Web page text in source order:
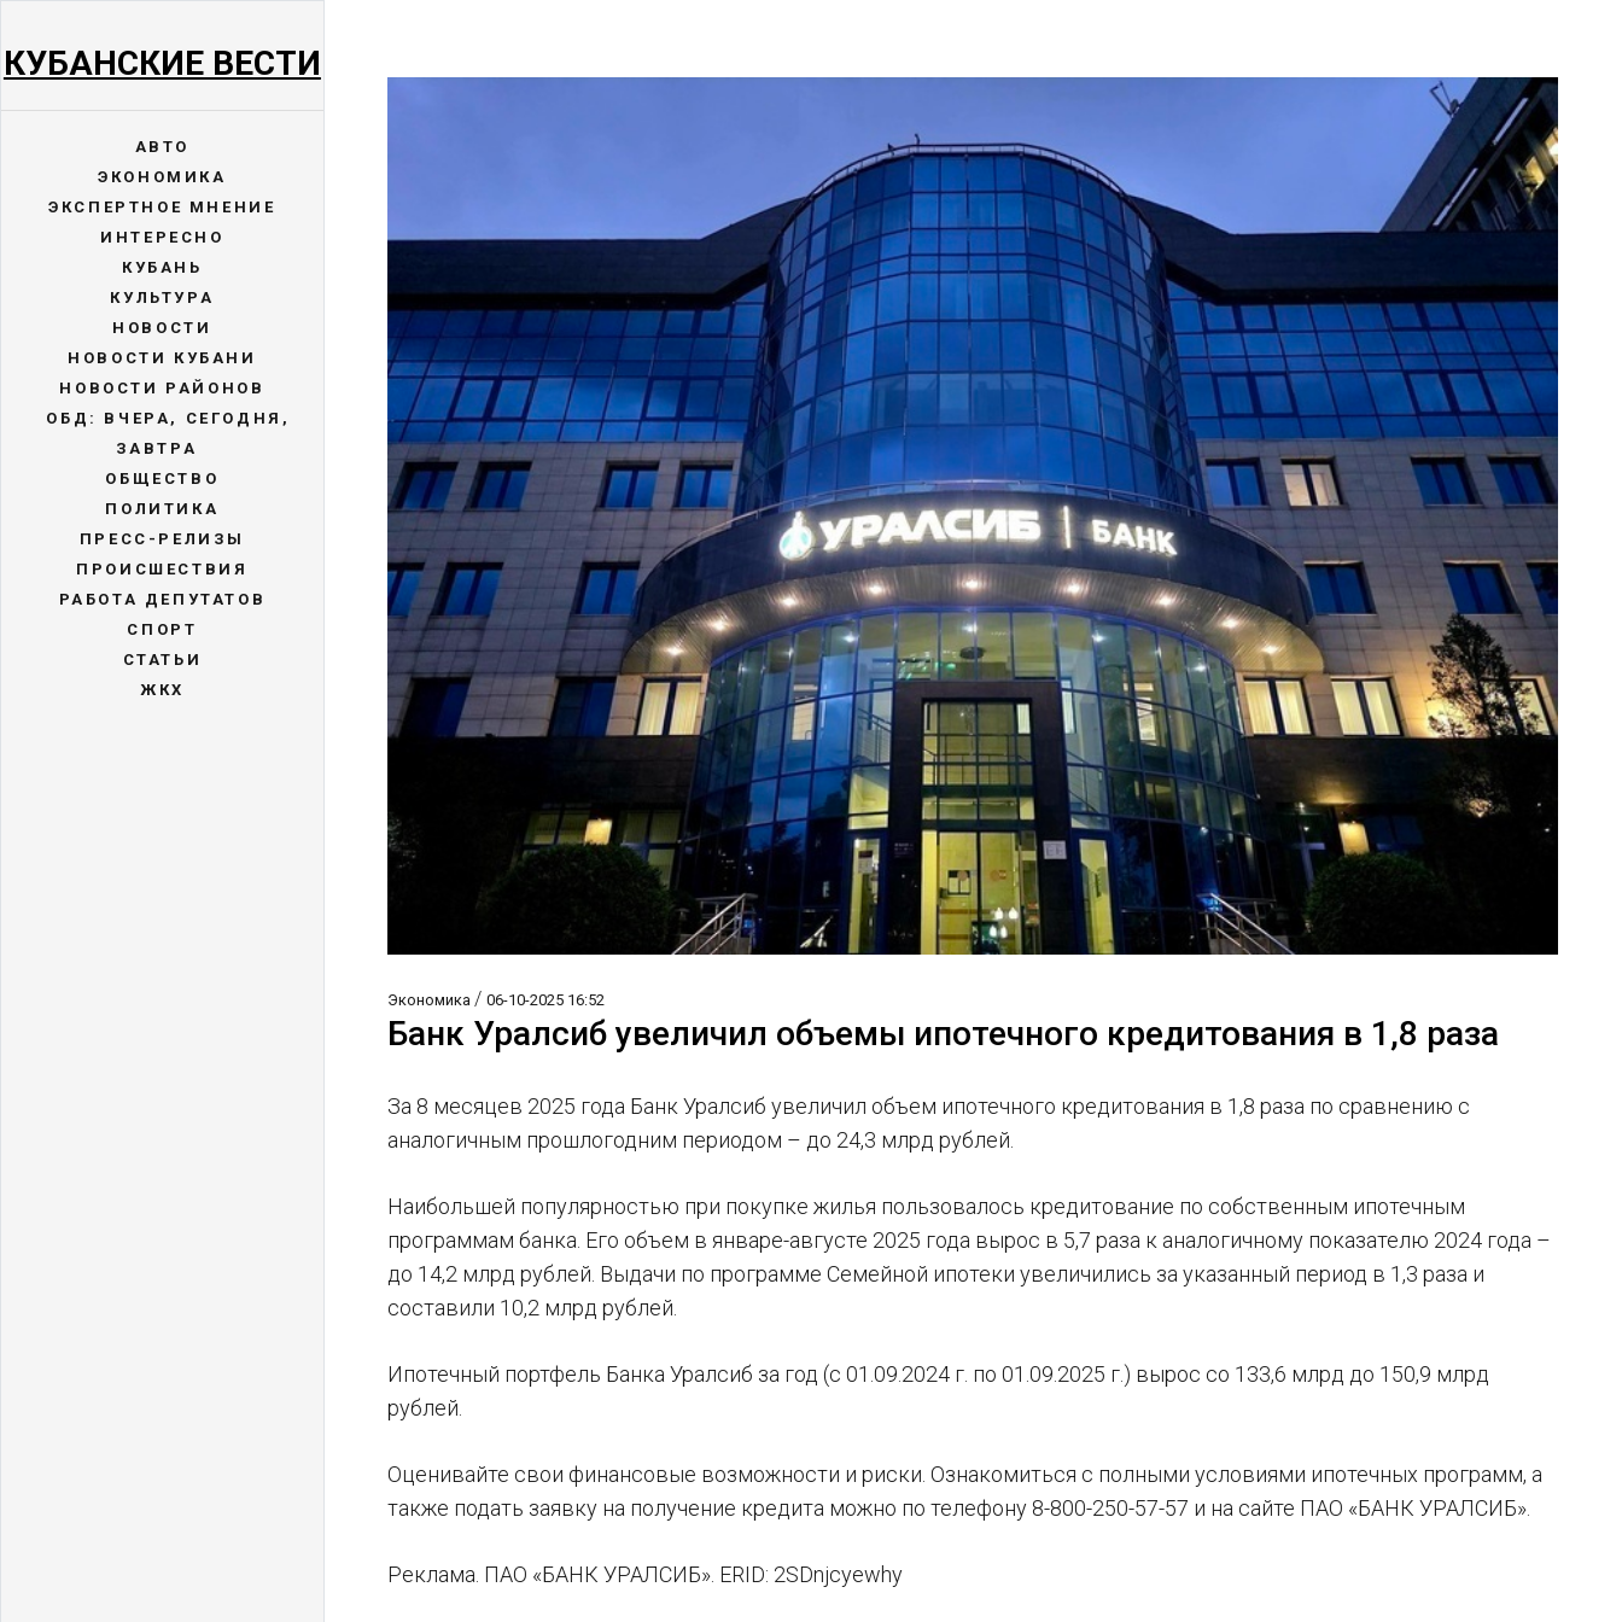
КУБАНСКИЕ ВЕСТИ
АВТО
ЭКОНОМИКА
ЭКСПЕРТНОЕ МНЕНИЕ
ИНТЕРЕСНО
КУБАНЬ
КУЛЬТУРА
НОВОСТИ
НОВОСТИ КУБАНИ
НОВОСТИ РАЙОНОВ
ОБД: ВЧЕРА, СЕГОДНЯ,
ЗАВТРА
ОБЩЕСТВО
ПОЛИТИКА
ПРЕСС-РЕЛИЗЫ
ПРОИСШЕСТВИЯ
РАБОТА ДЕПУТАТОВ
СПОРТ
СТАТЬИ
ЖКХ
Экономика /06-10-2025 16:52
Банк Уралсиб увеличил объемы ипотечного кредитования в 1,8 раза
За 8 месяцев 2025 года Банк Уралсиб увеличил объем ипотечного кредитования в 1,8 раза по сравнению с
аналогичным прошлогодним периодом – до 24,3 млрд рублей.
Наибольшей популярностью при покупке жилья пользовалось кредитование по собственным ипотечным
программам банка. Его объем в январе-августе 2025 года вырос в 5,7 раза к аналогичному показателю 2024 года –
до 14,2 млрд рублей. Выдачи по программе Семейной ипотеки увеличились за указанный период в 1,3 раза и
составили 10,2 млрд рублей.
Ипотечный портфель Банка Уралсиб за год (с 01.09.2024 г. по 01.09.2025 г.) вырос со 133,6 млрд до 150,9 млрд
рублей.
Оценивайте свои финансовые возможности и риски. Ознакомиться с полными условиями ипотечных программ, а
также подать заявку на получение кредита можно по телефону 8-800-250-57-57 и на сайте ПАО «БАНК УРАЛСИБ».
Реклама. ПАО «БАНК УРАЛСИБ». ERID: 2SDnjcyewhy